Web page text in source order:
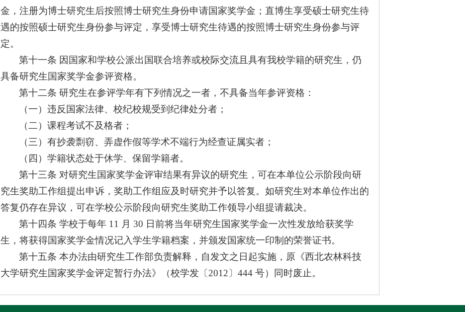
金，注册为博士研究生后按照博士研究生身份申请国家奖学金；直博生享受硕士研究生待
遇的按照硕士研究生身份参与评定，享受博士研究生待遇的按照博士研究生身份参与评
定。
第十一条 因国家和学校公派出国联合培养或校际交流且具有我校学籍的研究生，仍
具备研究生国家奖学金参评资格。
第十二条 研究生在参评学年有下列情况之一者，不具备当年参评资格：
（一）违反国家法律、校纪校规受到纪律处分者；
（二）课程考试不及格者；
（三）有抄袭剽窃、弄虚作假等学术不端行为经查证属实者；
（四）学籍状态处于休学、保留学籍者。
第十三条 对研究生国家奖学金评审结果有异议的研究生，可在本单位公示阶段向研
究生奖助工作组提出申诉，奖助工作组应及时研究并予以答复。如研究生对本单位作出的
答复仍存在异议，可在学校公示阶段向研究生奖助工作领导小组提请裁决。
第十四条 学校于每年 11 月 30 日前将当年研究生国家奖学金一次性发放给获奖学
生，将获得国家奖学金情况记入学生学籍档案，并颁发国家统一印制的荣誉证书。
第十五条 本办法由研究生工作部负责解释，自发文之日起实施，原《西北农林科技
大学研究生国家奖学金评定暂行办法》（校学发〔2012〕444 号）同时废止。